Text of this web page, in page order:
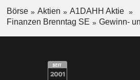
Börse Aktien
A1DAHH Aktie
Finanzen Brenntag SE
Gewinn-